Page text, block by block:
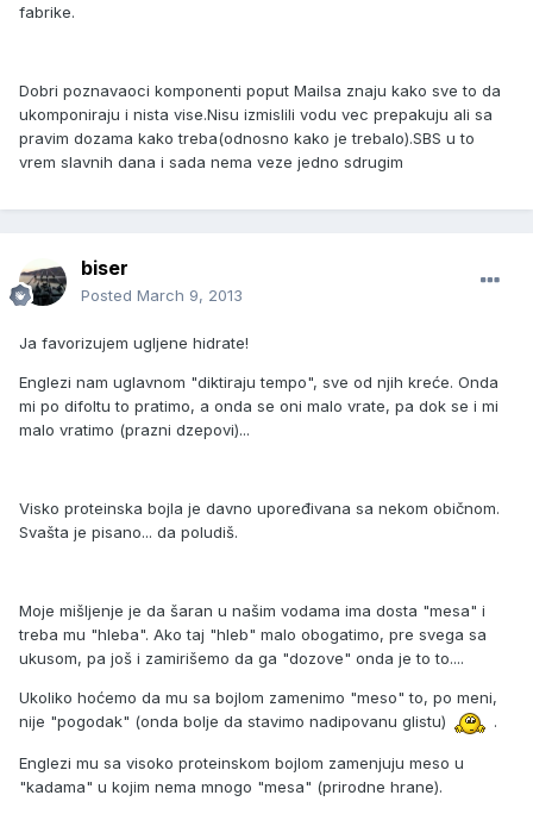
fabrike.
Dobri poznavaoci komponenti poput Mailsa znaju kako sve to da
ukomponiraju i nista vise.Nisu izmislili vodu vec prepakuju ali sa
pravim dozama kako treba(odnosno kako je trebalo).SBS u to
vrem slavnih dana i sada nema veze jedno sdrugim
biser
Posted March 9, 2013
Ja favorizujem ugljene hidrate!
Englezi nam uglavnom "diktiraju tempo", sve od njih kreće. Onda
mi po difoltu to pratimo, a onda se oni malo vrate, pa dok se i mi
malo vratimo (prazni dzepovi)...
Visko proteinska bojla je davno upoređivana sa nekom običnom.
Svašta je pisano... da poludiš.
Moje mišljenje je da šaran u našim vodama ima dosta "mesa" i
treba mu "hleba". Ako taj "hleb" malo obogatimo, pre svega sa
ukusom, pa još i zamirišemo da ga "dozove" onda je to to....
Ukoliko hoćemo da mu sa bojlom zamenimo "meso" to, po meni,
nije "pogodak" (onda bolje da stavimo nadipovanu glistu)
.
Englezi mu sa visoko proteinskom bojlom zamenjuju meso u
"kadama" u kojim nema mnogo "mesa" (prirodne hrane).